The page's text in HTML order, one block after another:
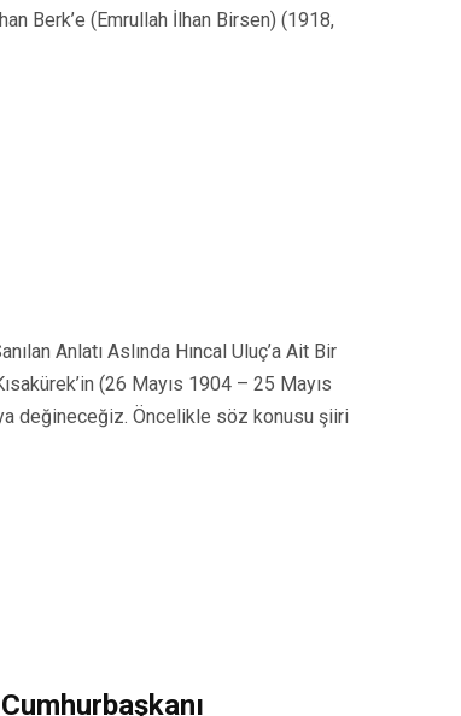
Berk’e (Emrullah İlhan Birsen) (1918,
Anlatı Aslında Hıncal Uluç’a Ait Bir
(26 Mayıs 1904 – 25 Mayıs
değineceğiz. Öncelikle söz konusu şiiri